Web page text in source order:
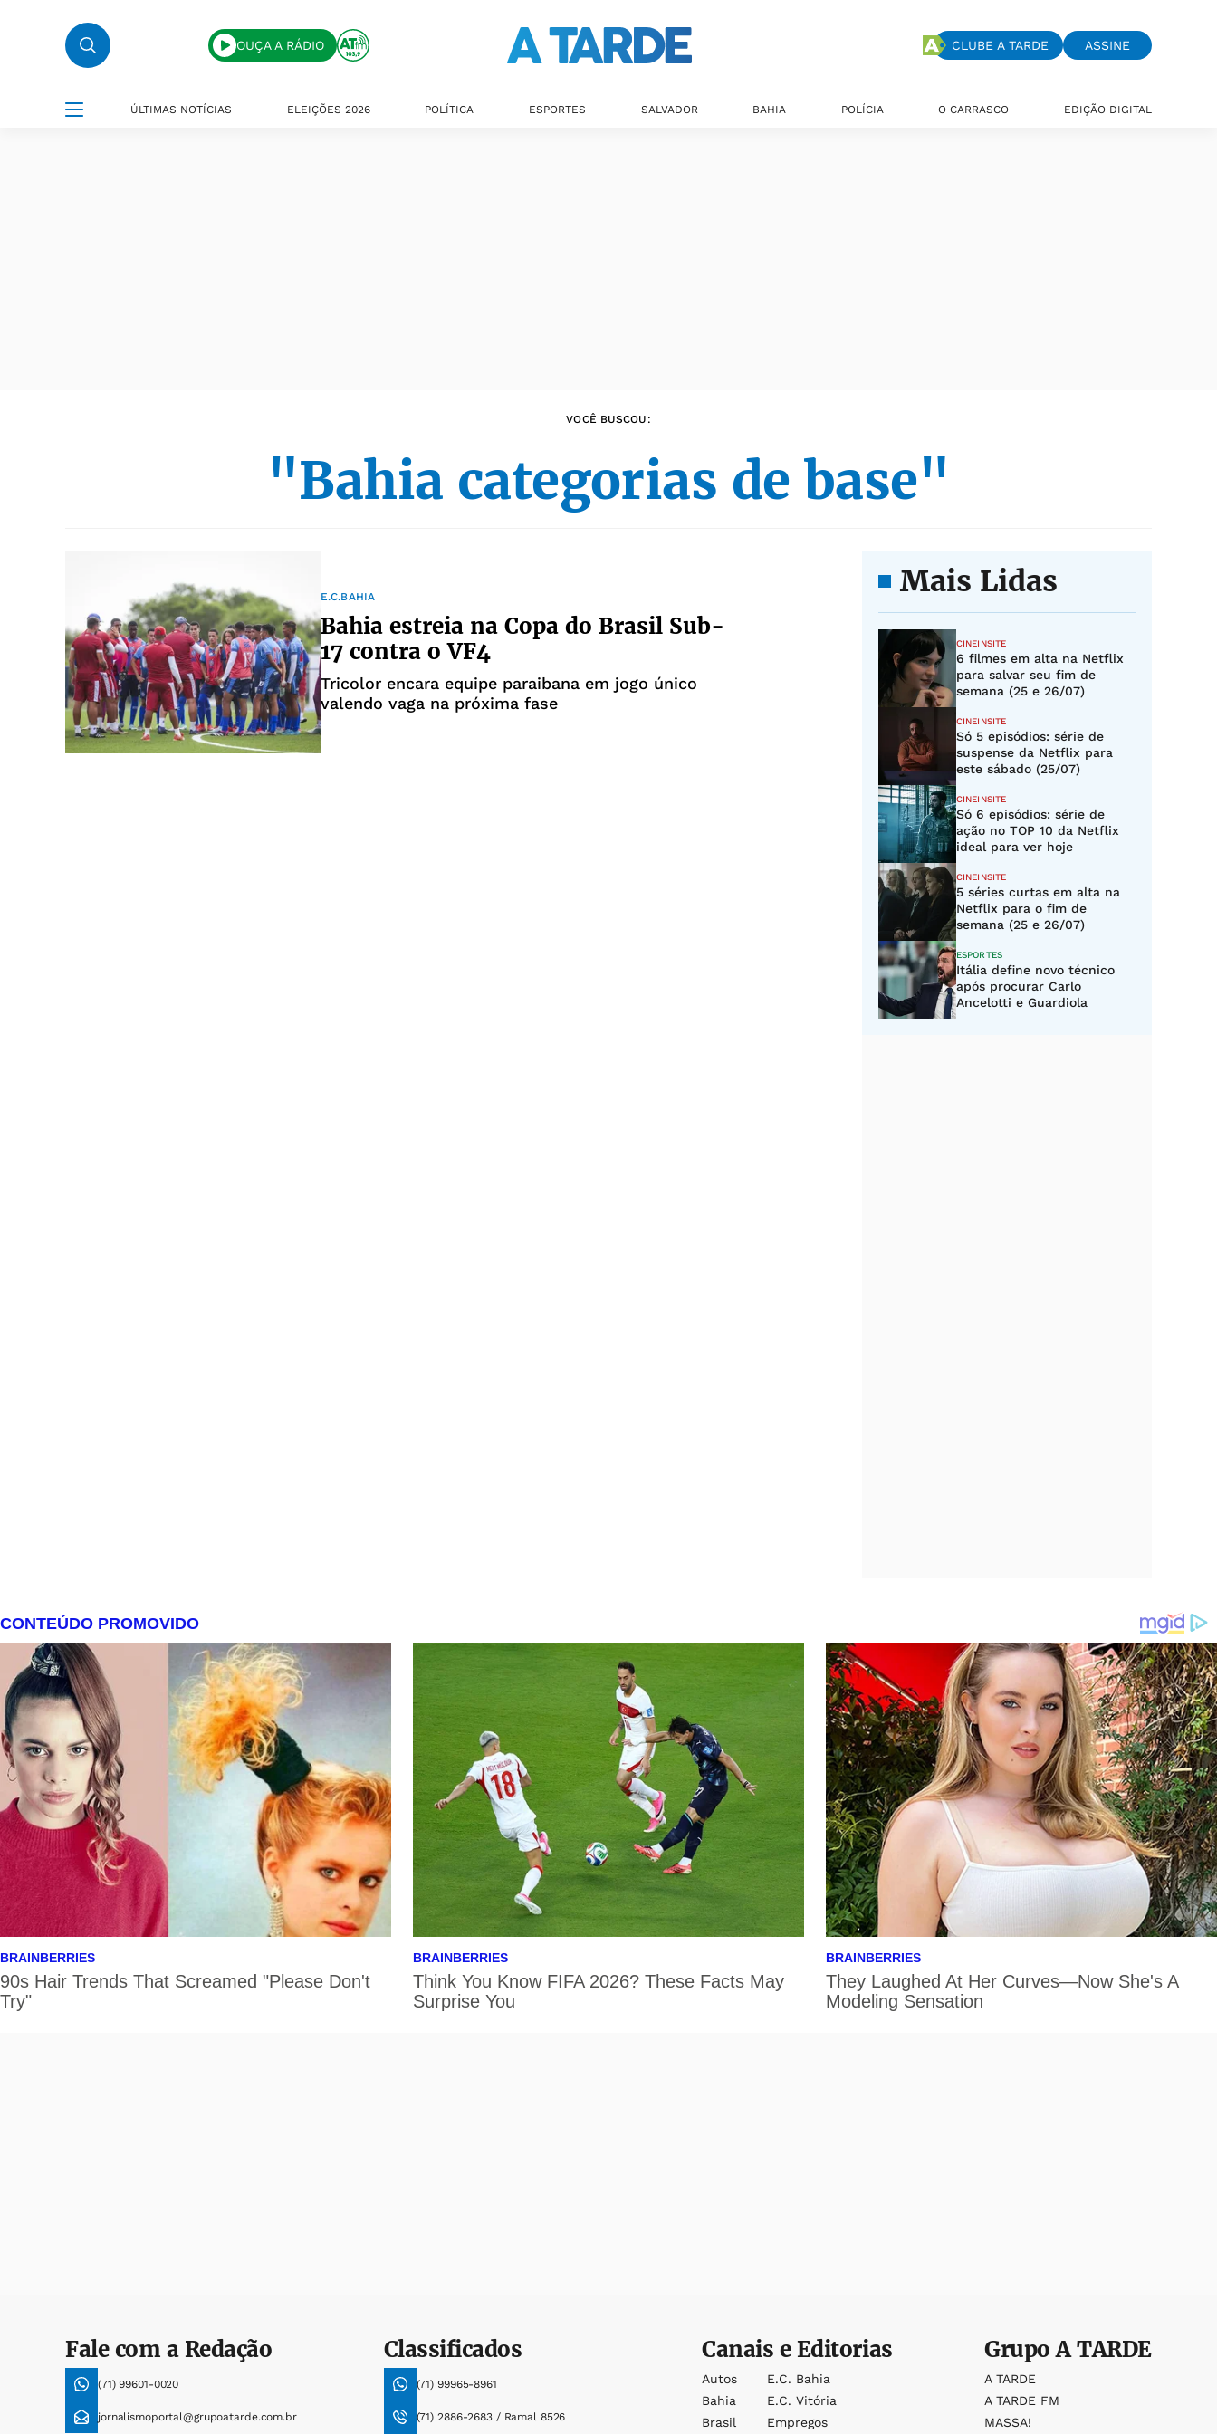
OUÇA A RÁDIO CLUBE A TARDE ASSINE
ÚLTIMAS NOTÍCIAS ELEIÇÕES 2026 POLÍTICA ESPORTES SALVADOR BAHIA POLÍCIA O CARRASCO EDIÇÃO DIGITAL
VOCÊ BUSCOU:
"Bahia categorias de base"
E.C.BAHIA
Bahia estreia na Copa do Brasil Sub-
17 contra o VF4
Tricolor encara equipe paraibana em jogo único
valendo vaga na próxima fase
Mais Lidas
CINEINSITE
6 filmes em alta na Netflix
para salvar seu fim de
semana (25 e 26/07)
CINEINSITE
Só 5 episódios: série de
suspense da Netflix para
este sábado (25/07)
CINEINSITE
Só 6 episódios: série de
ação no TOP 10 da Netflix
ideal para ver hoje
CINEINSITE
5 séries curtas em alta na
Netflix para o fim de
semana (25 e 26/07)
ESPORTES
Itália define novo técnico
após procurar Carlo
Ancelotti e Guardiola
Fale com a Redação
(71) 99601-0020
jornalismoportal@grupoatarde.com.br
Classificados
(71) 99965-8961
(71) 2886-2683 / Ramal 8526
Canais e Editorias
Autos
Bahia
Brasil
E.c. Bahia
E.c. Vitória
Empregos
GrupoA TARDE
A TARDE
A TARDE FM
MASSA!